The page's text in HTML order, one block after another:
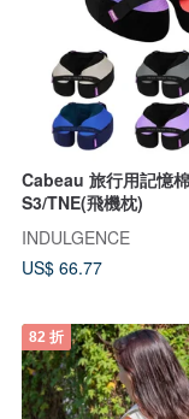
Cabeau 旅行用記憶
S3/TNE(飛機枕)
INDULGENCE
US$ 66.77
82 折